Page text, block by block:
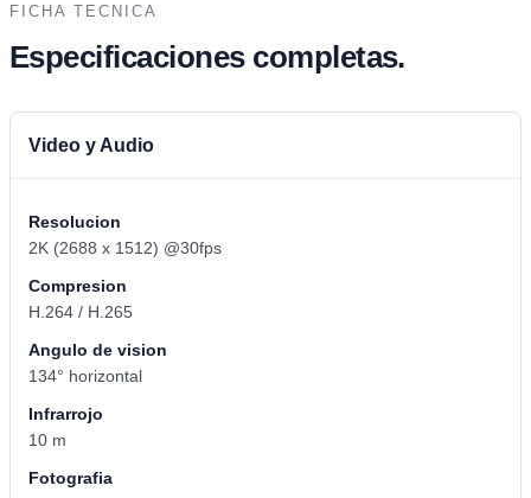
FICHA TECNICA
Especificaciones completas.
Video y Audio
Resolucion
2K (2688 x 1512) @30fps
Compresion
H.264 / H.265
Angulo de vision
134° horizontal
Infrarrojo
10 m
Fotografia